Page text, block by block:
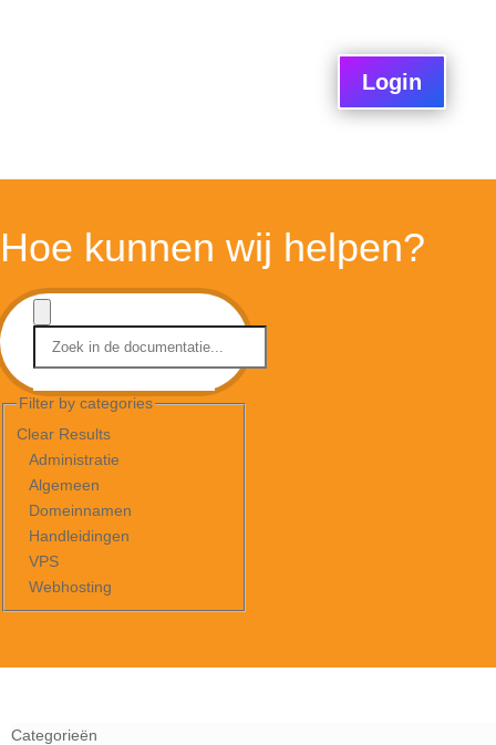
Login
Hoe kunnen wij helpen?
Filter by categories
Clear Results
Administratie
Algemeen
Domeinnamen
Handleidingen
VPS
Webhosting
Categorieën